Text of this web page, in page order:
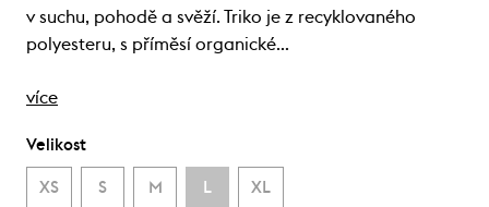
v suchu, pohodě a svěží. Triko je z recyklovaného
polyesteru, s příměsí organické…
více
Velikost
XS S M L XL